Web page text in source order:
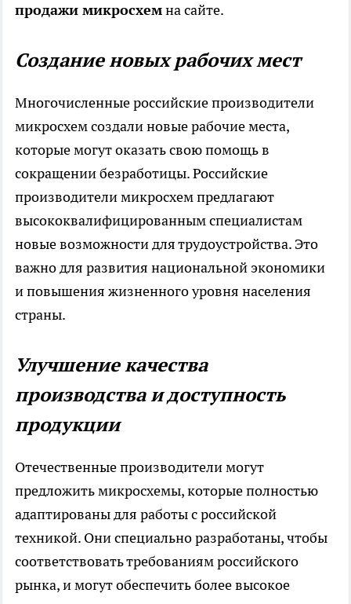
продажи микросхемна сайте.
Создание новых рабочих мест
Многочисленные российские производители
микросхем создали новые рабочие места,
которые могут оказать свою помощь в
сокращении безработицы. Российские
производители микросхем предлагают
высококвалифицированным специалистам
новые возможности для трудоустройства. Это
важно для развития национальной экономики
и повышения жизненного уровня населения
страны.
Улучшение качества
производства и доступность
продукции
Отечественные производители могут
предложить микросхемы, которые полностью
адаптированы для работы с российской
техникой. Они специально разработаны, чтобы
соответствовать требованиям российского
рынка, и могут обеспечить более высокое